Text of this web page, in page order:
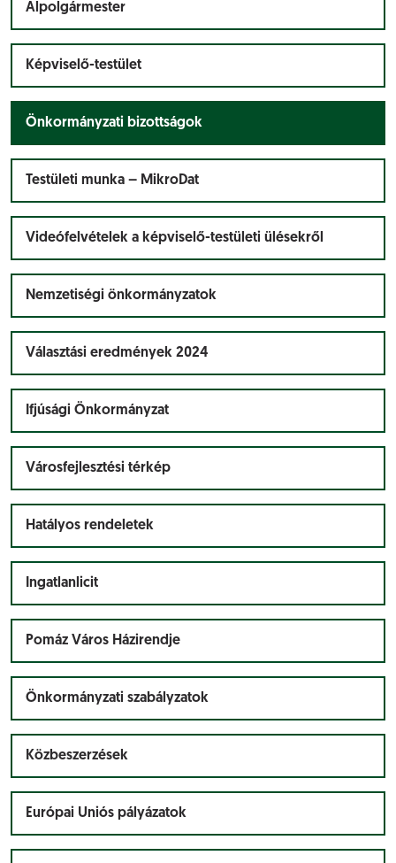
Alpolgármester
Képviselő-testület
Önkormányzati bizottságok
Testületi munka – MikroDat
Videófelvételek a képviselő-testületi ülésekről
Nemzetiségi önkormányzatok
Választási eredmények 2024
Ifjúsági Önkormányzat
Városfejlesztési térkép
Hatályos rendeletek
Ingatlanlicit
Pomáz Város Házirendje
Önkormányzati szabályzatok
Közbeszerzések
Európai Uniós pályázatok